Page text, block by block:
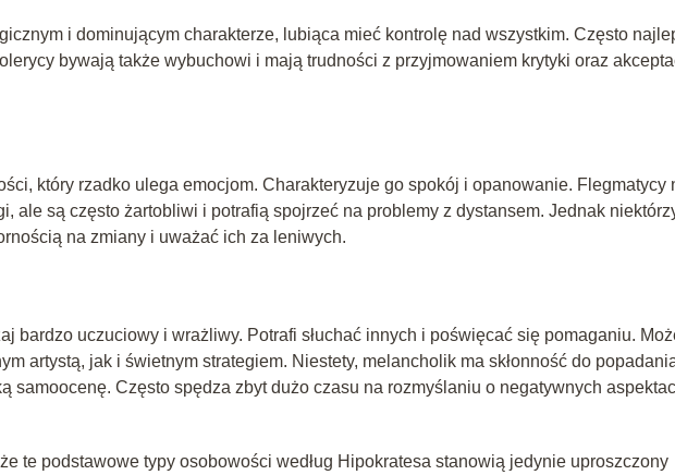
i dominującym charakterze, lubiąca mieć kontrolę nad wszystkim. Często
bywają także wybuchowi i mają trudności z przyjmowaniem krytyki oraz
który rzadko ulega emocjom. Charakteryzuje go spokój i opanowanie. Flegmatycy
ale są często żartobliwi i potrafią spojrzeć na problemy z dystansem. Jednak
na zmiany i uważać ich za leniwych.
bardzo uczuciowy i wrażliwy. Potrafi słuchać innych i poświęcać się pomaganiu.
artystą, jak i świetnym strategiem. Niestety, melancholik ma skłonność do
samoocenę. Często spędza zbyt dużo czasu na rozmyślaniu o negatywnych
te podstawowe typy osobowości według Hipokratesa stanowią jedynie uproszczony